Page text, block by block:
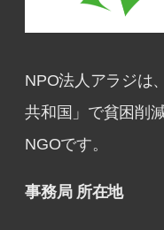
NPO法人アラジは
共和国」で貧困削
NGOです。
事務局 所在地